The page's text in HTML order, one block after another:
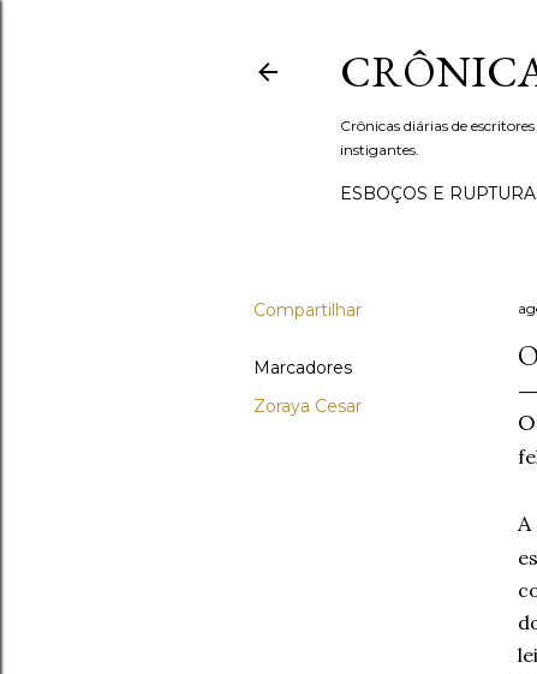
Crônicas diárias de
instigantes.
ESBOÇOS E
Compartilhar
Marcadores
Zoraya Cesar
O
A